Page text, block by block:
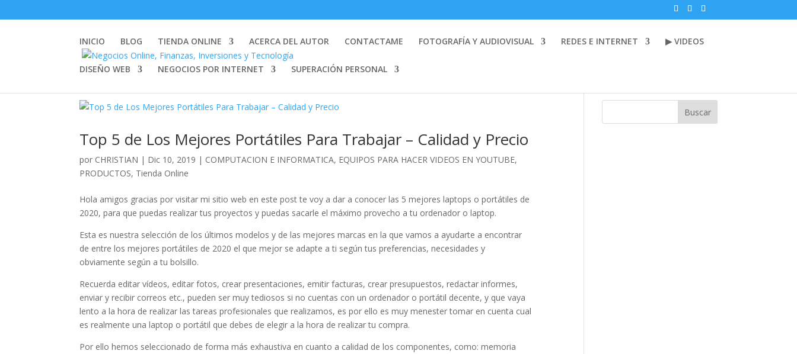
INICIO BLOG TIENDA ONLINE ACERCA DEL AUTOR CONTACTAME FOTOGRAFÍA Y AUDIOVISUAL REDES E INTERNET ▶ VIDEOS
DISEÑO WEB NEGOCIOS POR INTERNET SUPERACIÓN PERSONAL
Top 5 de Los Mejores Portátiles Para Trabajar – Calidad y Precio
por CHRISTIAN | Dic 10, 2019 | COMPUTACION E INFORMATICA, EQUIPOS PARA HACER VIDEOS EN YOUTUBE,
PRODUCTOS, Tienda Online
Hola amigos gracias por visitar mi sitio web en este post te voy a dar a conocer las 5 mejores laptops o portátiles de
2020, para que puedas realizar tus proyectos y puedas sacarle el máximo provecho a tu ordenador o laptop.
Esta es nuestra selección de los últimos modelos y de las mejores marcas en la que vamos a ayudarte a encontrar
de entre los mejores portátiles de 2020 el que mejor se adapte a ti según tus preferencias, necesidades y
obviamente según a tu bolsillo.
Recuerda editar vídeos, editar fotos, crear presentaciones, emitir facturas, crear presupuestos, redactar informes,
enviar y recibir correos etc., pueden ser muy tediosos si no cuentas con un ordenador o portátil decente, y que vaya
lento a la hora de realizar las tareas profesionales que realizamos, es por ello es muy menester tomar en cuenta cual
es realmente una laptop o portátil que debes de elegir a la hora de realizar tu compra.
Por ello hemos seleccionado de forma más exhaustiva en cuanto a calidad de los componentes, como: memoria
Buscar